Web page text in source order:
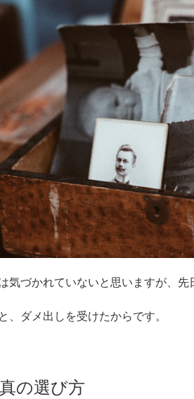
気づかれていないと思いますが、先
、ダメ出しを受けたからです。
の選び方